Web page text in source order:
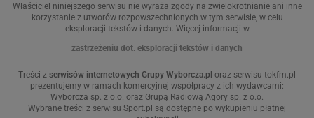
Właściciel niniejszego serwisu nie wyraża zgody na zwielokrotnianie ani inne
korzystanie z utworów rozpowszechnionych w tym serwisie, w celu
eksploracji tekstów i danych. Więcej informacji w
zastrzeżeniu dot. eksploracji tekstów i danych
Treści z serwisów internetowych Grupy Wyborcza.pl oraz serwisu tokfm.pl
prezentujemy w ramach komercyjnej współpracy z ich wydawcami:
Wyborcza sp. z o.o. oraz Grupą Radiową Agory sp. z o.o.
Wybrane treści z serwisu Sport.pl są dostępne po wykupieniu płatnej